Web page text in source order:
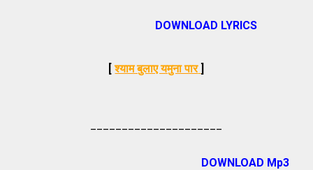
DOWNLOAD LYRICS
[श्याम बुलाए यमुना पार ]
DOWNLOAD Mp3